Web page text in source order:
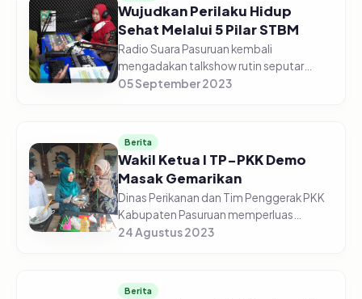
Wujudkan Perilaku Hidup
Sehat Melalui 5 Pilar STBM
Radio Suara Pasuruan kembali
mengadakan talkshow rutin seputar
kesehatan, bekerja sama dengan Dinas
to...
05 September 2023
Berita
Wakil Ketua I TP-PKK Demo
Masak Gemarikan
Dinas Perikanan dan Tim Penggerak PKK
Kabupaten Pasuruan memperluas
kampanye Gemarikan (Gerakan
Pasuruan pad...
24 Agustus 2023
Berita